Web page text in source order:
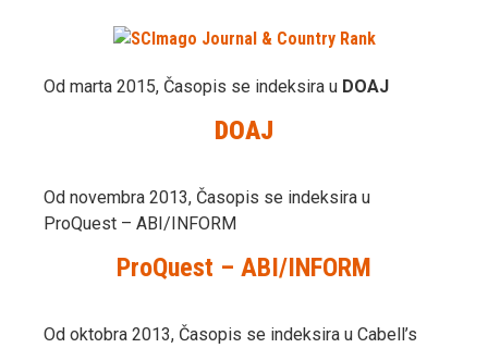
Od marta 2015, Časopis se indeksira u DOAJ
DOAJ
Od novembra 2013, Časopis se indeksira u
ProQuest – ABI/INFORM
ProQuest – ABI/INFORM
Od oktobra 2013, Časopis se indeksira u Cabell’s